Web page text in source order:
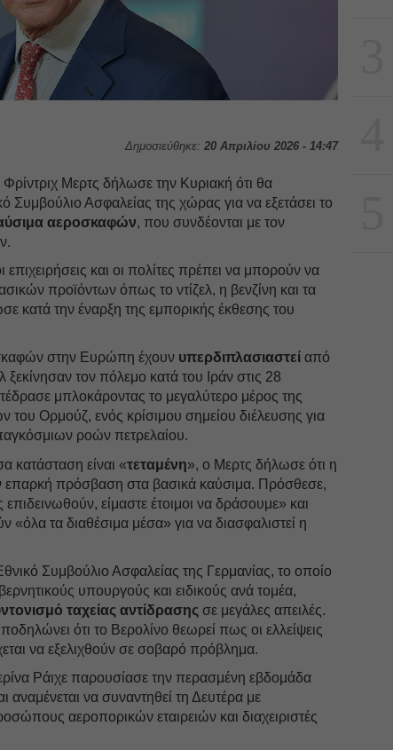
Δημοσιεύθηκε: 20 Απριλίου 2026 - 14:47
Μερτς δήλωσε την Κυριακή ότι θα
Συμβούλιο Ασφαλείας της χώρας για να εξετάσει το
αεροσκαφών, που συνδέονται με τον
και οι πολίτες πρέπει να μπορούν να
προϊόντων όπως το ντίζελ, η βενζίνη και τα
κατά την έναρξη της εμπορικής έκθεσης του
στην Ευρώπη έχουν υπερδιπλασιαστεί από
τον πόλεμο κατά του Ιράν στις 28
μπλοκάροντας το μεγαλύτερο μέρος της
του Ορμούζ, ενός κρίσιμου σημείου διέλευσης για
ροών πετρελαίου.
κατάσταση είναι «τεταμένη», ο Μερτς δήλωσε ότι η
επαρκή πρόσβαση στα βασικά καύσιμα. Πρόσθεσε,
είμαστε έτοιμοι να δράσουμε» και
«όλα τα διαθέσιμα μέσα» για να διασφαλιστεί η
Συμβούλιο Ασφαλείας της Γερμανίας, το οποίο
υπουργούς και ειδικούς ανά τομέα,
ταχείας αντίδρασης σε μεγάλες απειλές.
ότι το Βερολίνο θεωρεί πως οι ελλείψεις
να εξελιχθούν σε σοβαρό πρόβλημα.
Ράιχε παρουσίασε την περασμένη εβδομάδα
αναμένεται να συναντηθεί τη Δευτέρα με
αεροπορικών εταιρειών και διαχειριστές